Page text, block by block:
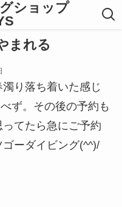
ショップ
まれる
り落ち着いた感じ
ず。その後の予約も
てたら急にご予約
ーダイビング(^^)/